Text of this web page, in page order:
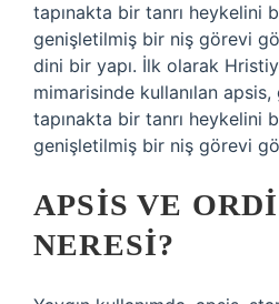
tapınakta bir tanrı heykelini
genişletilmiş bir niş görevi
dini bir yapı. İlk olarak
mimarisinde kullanılan
tapınakta bir tanrı heykelini
genişletilmiş bir niş görevi
APSIS VE
NERESI?